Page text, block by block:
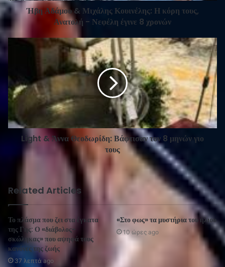
Ήβη Αδάμου & Μιχάλης Κουινέλης: Η κόρη τους,
Ανατολή - Νεφέλη έγινε 8 χρονών
Light & Άννα Θεοδωρίδη: Βάφτισαν τον 8 μηνών γιο
τους
Related Articles
Το πλάσμα που ζει στα έγκατα
της Γης: Ο «διάβολος-
σκώληκας» που αψηφά τους
κανόνες της ζωής
37 λεπτά ago
«Στο φως» τα μυστήρια του ήλιου
10 ώρες ago